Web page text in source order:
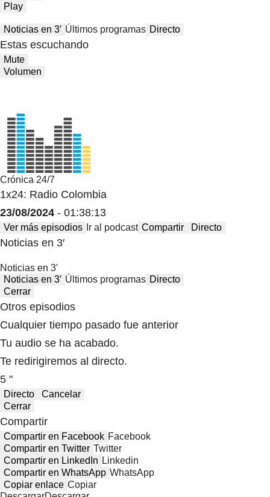
Play
Noticias en 3′ Últimos programas Directo
Estas escuchando
Mute
Volumen
Crónica 24/7
1x24: Radio Colombia
23/08/2024 - 01:38:13
Ver más episodios Ir al podcast Compartir Directo
Noticias en 3′
Noticias en 3′
Noticias en 3′ Últimos programas Directo
Cerrar
Otros episodios
Cualquier tiempo pasado fue anterior
Tu audio se ha acabado.
Te redirigiremos al directo.
5 "
Directo
Cancelar
Cerrar
Compartir
Compartir en Facebook Facebook
Compartir en Twitter Twitter
Compartir en LinkedIn Linkedin
Compartir en WhatsApp WhatsApp
Copiar enlace Copiar